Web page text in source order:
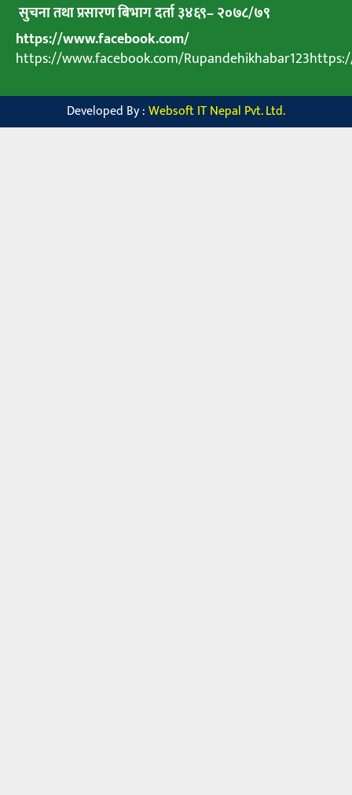
सुचना तथा प्रसारण बिभाग दर्ता ३४६९–२०७८/७९
https://www.facebook.com/
https://www.facebook.com/
Developed By :Websoft IT Nepal Pvt. Ltd.